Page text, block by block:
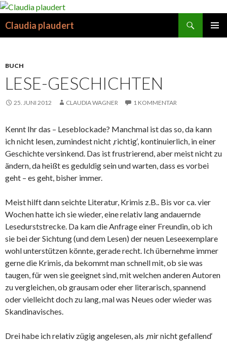
Claudia plaudert
BUCH
LESE-GESCHICHTEN
25. JUNI 2012 CLAUDIA WAGNER 1 KOMMENTAR
Kennt Ihr das – Leseblockade? Manchmal ist das so, da kann
ich nicht lesen, zumindest nicht ‚richtig‘, kontinuierlich, in einer
Geschichte versinkend. Das ist frustrierend, aber meist nicht zu
ändern, da heißt es geduldig sein und warten, dass es vorbei
geht – es geht, bisher immer.
Meist hilft dann seichte Literatur, Krimis z.B.. Bis vor ca. vier
Wochen hatte ich sie wieder, eine relativ lang andauernde
Lesedurststrecke. Da kam die Anfrage einer Freundin, ob ich
sie bei der Sichtung (und dem Lesen) der neuen Leseexemplare
wohl unterstützen könnte, gerade recht. Ich übernehme immer
gerne die Krimis, da bekommt man schnell mit, ob sie was
taugen, für wen sie geeignet sind, mit welchen anderen Autoren
zu vergleichen, ob grausam oder eher literarisch, spannend
oder vielleicht doch zu lang, mal was Neues oder wieder was
Skandinavisches.
Drei habe ich relativ zügig angelesen, als ‚mir nicht gefallend‘